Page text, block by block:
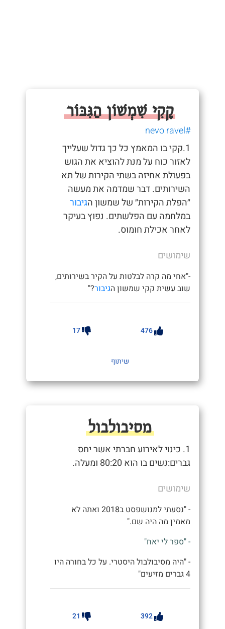
קָקִי שִׁמְשׁוֹן הַגִּבּוֹר
#nevo ravel
1.קקי בו המאמץ כל כך גדול שעלייך
לאזור כוח על מנת להוציא את הגוש
בפעולת אחיזה בשתי הקירות של תא
השירותים. דבר שמדמה את מעשה
״הפלת הקירות״ של שמשון הגיבור
במלחמה עם הפלשתים. נפוץ בעיקר
לאחר אכילת חומוס.
שימושים
-"אחי מה קרה לבלטות על הקיר בשירותים,
שוב עשית קקי שמשון הגיבור?"
476
17
שיתוף
מסיבולבול
1. כינוי לאירוע חברתי אשר יחס
גברים:נשים בו הוא 80:20 ומעלה.
שימושים
- "נסעתי למנושפסט ב2018 ואתה לא
מאמין מה היה שם."
- "ספר לי יאח"
- "היה מסיבולבול היסטרי. על כל בחורה היו
4 גברים מזיעים"
392
21